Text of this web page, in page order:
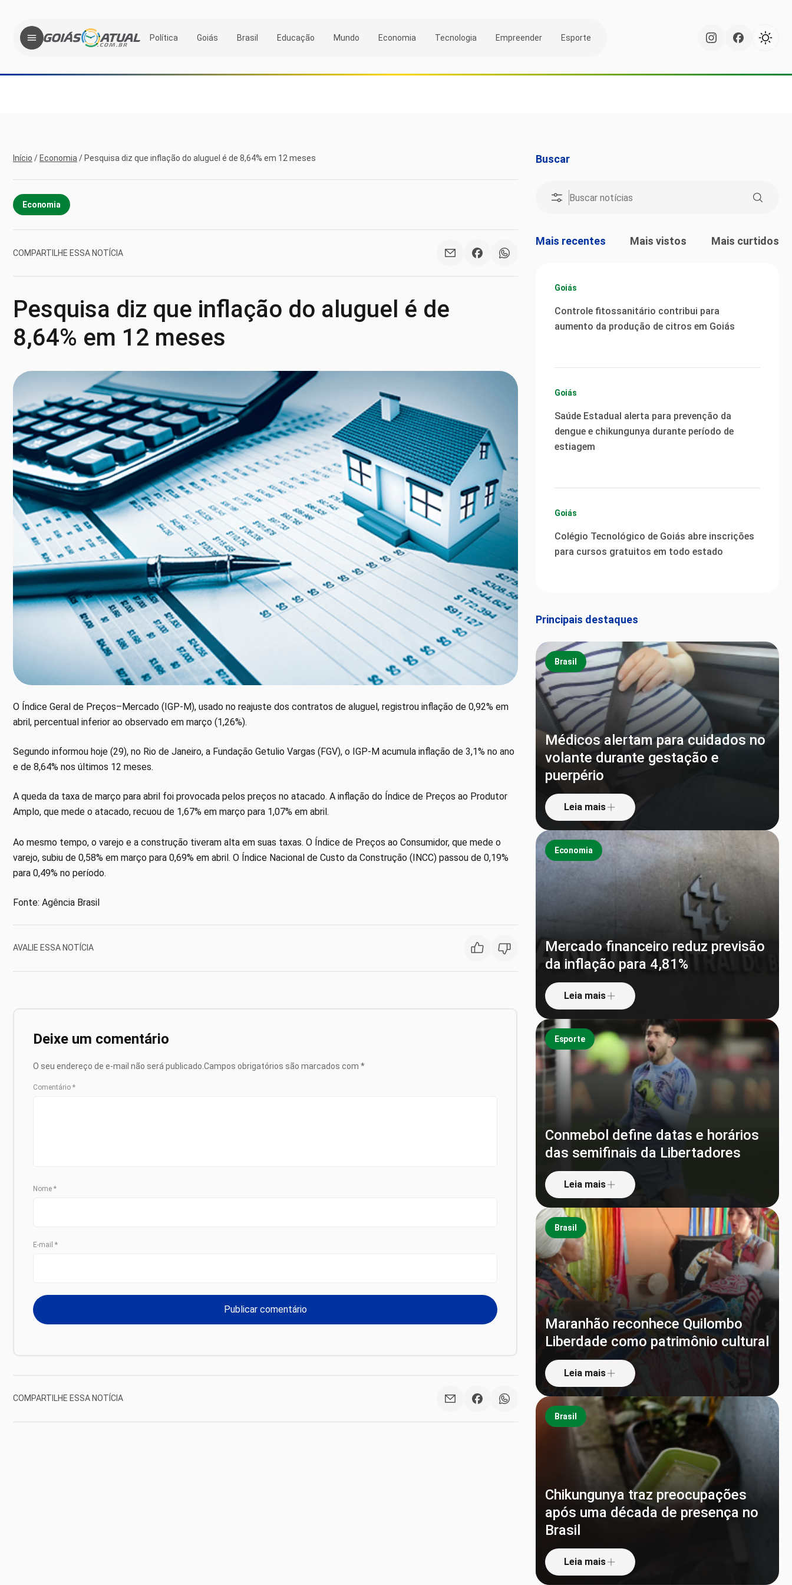
Política Goiás Brasil Educação Mundo Economia Tecnologia Empreender Esporte
Início / Economia / Pesquisa diz que inflação do aluguel é de 8,64% em 12 meses
Economia
COMPARTILHE ESSA NOTÍCIA
Pesquisa diz que inflação do aluguel é de
8,64% em 12 meses
O Índice Geral de Preços–Mercado (IGP-M), usado no reajuste dos contratos de aluguel, registrou inflação de 0,92% em
abril, percentual inferior ao observado em março (1,26%).
Segundo informou hoje (29), no Rio de Janeiro, a Fundação Getulio Vargas (FGV), o IGP-M acumula inflação de 3,1% no ano
e de 8,64% nos últimos 12 meses.
A queda da taxa de março para abril foi provocada pelos preços no atacado. A inflação do Índice de Preços ao Produtor
Amplo, que mede o atacado, recuou de 1,67% em março para 1,07% em abril.
Ao mesmo tempo, o varejo e a construção tiveram alta em suas taxas. O Índice de Preços ao Consumidor, que mede o
varejo, subiu de 0,58% em março para 0,69% em abril. O Índice Nacional de Custo da Construção (INCC) passou de 0,19%
para 0,49% no período.
Fonte: Agência Brasil
AVALIE ESSA NOTÍCIA
Deixe um comentário
O seu endereço de e-mail não será publicado. Campos obrigatórios são marcados com *
Comentário *
Nome *
E-mail *
COMPARTILHE ESSA NOTÍCIA
Buscar
Mais recentes Mais vistos Mais curtidos
Goiás
Controle fitossanitário contribui para
aumento da produção de citros em Goiás
Goiás
Saúde Estadual alerta para prevenção da
dengue e chikungunya durante período de
estiagem
Goiás
Colégio Tecnológico de Goiás abre inscrições
para cursos gratuitos em todo estado
Principais destaques
Brasil
Médicos alertam para cuidados no
volante durante gestação e
puerpério
Leia mais
Economia
Mercado financeiro reduz previsão
da inflação para 4,81%
Leia mais
Esporte
Conmebol define datas e horários
das semifinais da Libertadores
Leia mais
Brasil
Maranhão reconhece Quilombo
Liberdade como patrimônio cultural
Leia mais
Brasil
Chikungunya traz preocupações
após uma década de presença no
Brasil
Leia mais